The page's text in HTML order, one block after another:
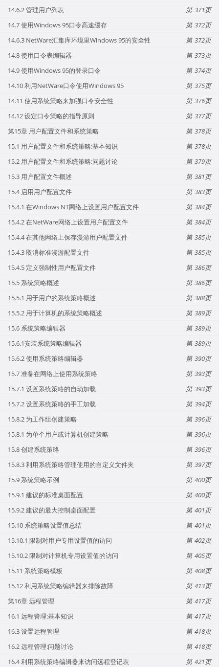
14.6.2 管理用户列表
371
14.7 使用Windows 95口令高速缓存
372
14.6.3 NetWare汇集库环境里Windows 95的安全性
372
14.8 使用口令表编辑器
373
14.9 使用Windows 95的登录口令
374
14.10 利用NetWare口令使用Windows 95
375
14.11 使用系统策略来加强口令安全性
376
14.12 设定口令策略的指导原则
377
第15章 用户配置文件和系统策略
378
15.1 用户配置文件和系统策略:基本知识
378
15.2 用户配置文件和系统策略:问题讨论
379
15.3 用户配置文件概述
381
15.4 启用用户配置文件
383
15.4.1 在Windows NT网络上设置用户配置文件
384
15.4.2 在NetWare网络上设置用户配置文件
384
15.4.4 在其他网络上保存漫游用户配置文件
385
15.4.3 取消标准漫游配置文件
385
15.4.5 定义强制性用户配置文件
386
15.5 系统策略概述
386
15.5.1 用于用户的系统策略概述
388
15.5.2 用于计算机的系统策略概述
389
15.6 系统策略编辑器
389
15.6.1安装系统策略编辑器
389
15.6.2 使用系统策略编辑器
390
15.7 准备在网络上使用系统策略
393
15.7.1 设置系统策略的自动加载
393
15.7.2 设置系统策略的手工加载
394
15.8.2 为工作组创建策略
396
15.8.1 为单个用户或计算机创建策略
396
15.8 创建系统策略
396
15.8.3 利用系统策略管理使用的自定义文件夹
397
15.9 系统策略示例
400
15.9.1 建议的标准桌面配置
400
15.9.2 建议的最大控制桌面配置
401
15.10 系统策略设置值总结
401
15.10.1 限制对用户专用设置值的访问
402
15.10.2 限制对计算机专用设置值的访问
405
15.11 系统策略模板
408
15.12 利用系统策略编辑器来排除故障
413
第16章 远程管理
417
16.1 远程管理:基本知识
417
16.3 设置远程管理
418
16.2 远程管理:问题讨论
418
16.4 利用系统策略编辑器来访问远程登记表
421